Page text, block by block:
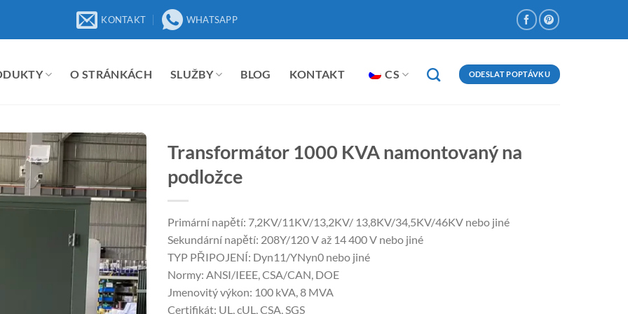
KONTAKT WHATSAPP
O STRÁNKÁCH SLUŽBY BLOG KONTAKT CS ODESLAT POPTÁVKU
Transformátor 1000 KVA namontovaný na
podložce
Primární napětí: 7,2KV/11KV/13,2KV/ 13,8KV/34,5KV/46KV nebo jiné
Sekundární napětí: 208Y/120 V až 14 400 V nebo jiné
TYP PŘIPOJENÍ: Dyn11/YNyn0 nebo jiné
Normy: ANSI/IEEE, CSA/CAN, DOE
Jmenovitý výkon: 100 kVA, 8 MVA
Certifikát: UL, cUL, CSA, SGS